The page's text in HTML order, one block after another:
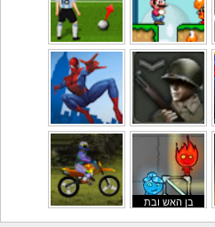
משחקי סופר מריו משחקי כדורגל
משחקי מלחמה משחקי גיבורים
בן האש ובת